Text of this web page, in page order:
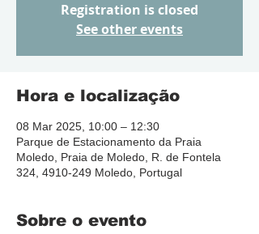
Registration is closed
See other events
Hora e localização
08 Mar 2025, 10:00 – 12:30
Parque de Estacionamento da Praia
Moledo, Praia de Moledo, R. de Fontela
324, 4910-249 Moledo, Portugal
Sobre o evento